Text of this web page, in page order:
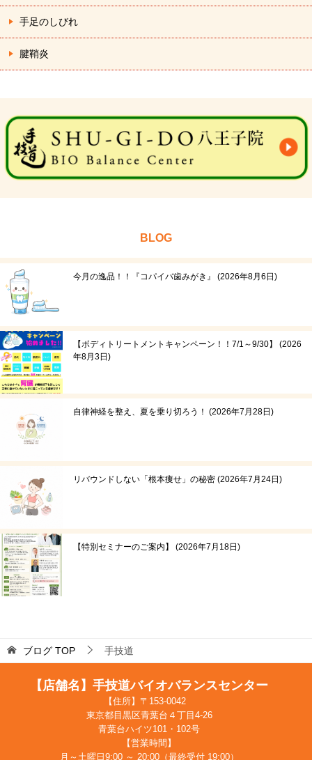
手足のしびれ
腱鞘炎
BLOG
今月の逸品！！『コパイバ歯みがき』 2026年8月6日
【ボディトリートメントキャンペーン！！7/1～9/30】
2026
年8月3日
自律神経を整え、夏を乗り切ろう！ 2026年7月28日
リバウンドしない「根本痩せ」の秘密 2026年7月24日
【特別セミナーのご案内】 2026年7月18日
ブログ TOP 手技道
【店舗名】手技道バイオバランスセンター
【住所】〒153-0042
東京都目黒区青葉台４丁目4-26
青葉台ハイツ101・102号
【営業時間】
月～土曜日9:00 ～ 20:00（最終受付 19:00）